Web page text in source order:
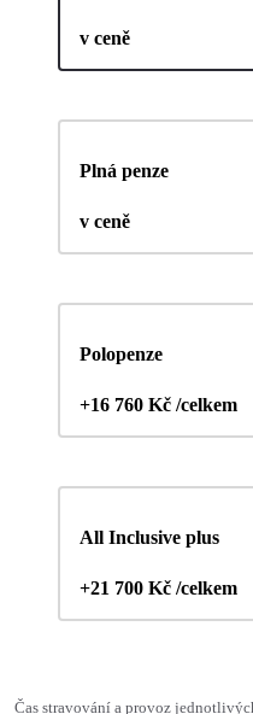
v ceně
Plná penze
v ceně
Polopenze
+16 760 Kč /celkem
All Inclusive plus
+21 700 Kč /celkem
Čas stravování a provoz